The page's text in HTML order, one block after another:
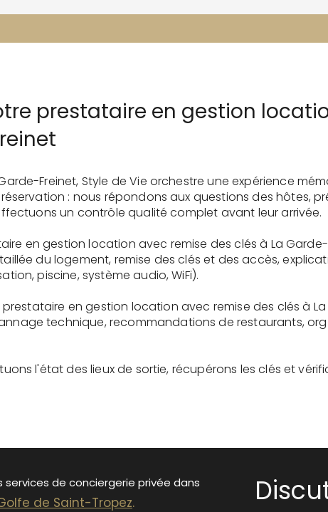
prestataire en gestion
Freinet, Style de Vie orchestre une expérience
: nous répondons aux questions des hôtes,
un contrôle qualité complet avant leur arrivée.
en gestion location avec remise des clés à La
du logement, remise des clés et des accès,
piscine, système audio, WiFi).
en gestion location avec remise des clés à
technique, recommandations de restaurants,
l'état des lieux de sortie, récupérons les clés et
services de conciergerie privée dans
de Saint-Tropez.